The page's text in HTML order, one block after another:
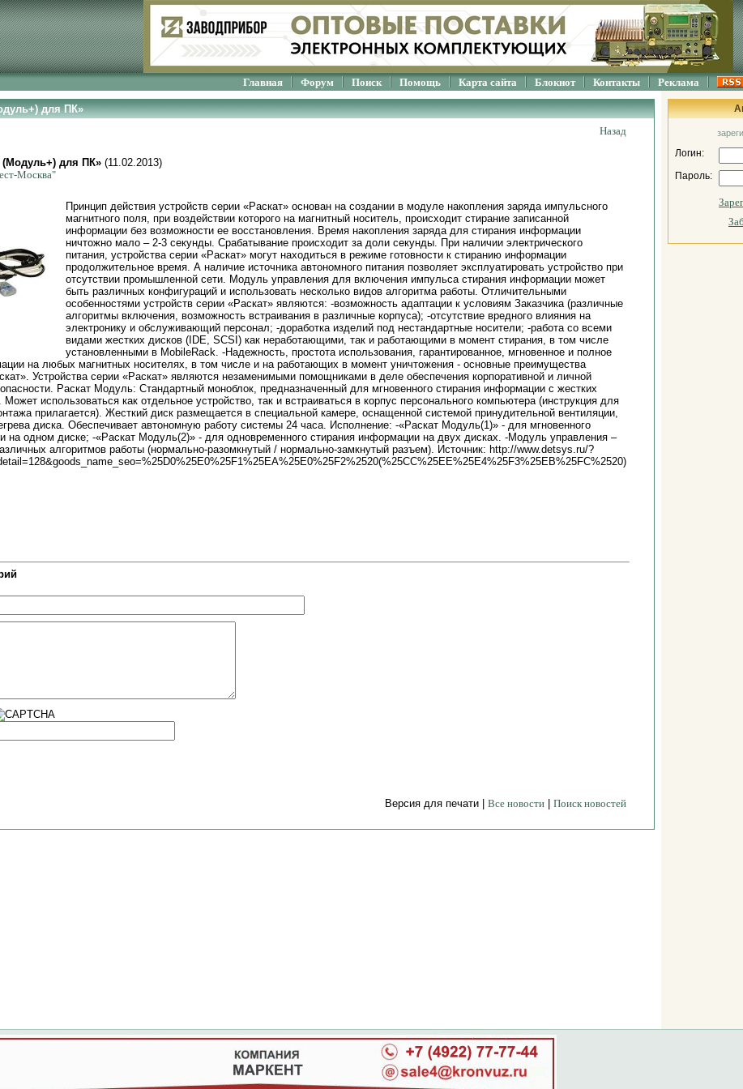
Главная Форум Поиск Помощь Карта сайта Блокнот Контакты Реклама
для ПК»
Назад
(Модуль+) для ПК» (11.02.2013)
Москва"
Принцип действия устройств серии «Раскат» основан на создании в модуле накопления заряда импульсного
магнитного поля, при воздействии которого на магнитный носитель, происходит стирание записанной
информации без возможности ее восстановления. Время накопления заряда для стирания информации
ничтожно мало – 2-3 секунды. Срабатывание происходит за доли секунды. При наличии электрического
питания, устройства серии «Раскат» могут находиться в режиме готовности к стиранию информации
продолжительное время. А наличие источника автономного питания позволяет эксплуатировать устройство при
отсутствии промышленной сети. Модуль управления для включения импульса стирания информации может
быть различных конфигураций и использовать несколько видов алгоритма работы. Отличительными
особенностями устройств серии «Раскат» являются: -возможность адаптации к условиям Заказчика (различные
алгоритмы включения, возможность встраивания в различные корпуса); -отсутствие вредного влияния на
электронику и обслуживающий персонал; -доработка изделий под нестандартные носители; -работа со всеми
видами жестких дисков (IDE, SCSI) как неработающими, так и работающими в момент стирания, в том числе
установленными в MobileRack. -Надежность, простота использования, гарантированное, мгновенное и полное
на любых магнитных носителях, в том числе и на работающих в момент уничтожения - основные преимущества
Устройства серии «Раскат» являются незаменимыми помощниками в деле обеспечения корпоративной и личной
Раскат Модуль: Стандартный моноблок, предназначенный для мгновенного стирания информации с жестких
использоваться как отдельное устройство, так и встраиваться в корпус персонального компьютера (инструкция для
прилагается). Жесткий диск размещается в специальной камере, оснащенной системой принудительной вентиляции,
диска. Обеспечивает автономную работу системы 24 часа. Исполнение: -«Раскат Модуль(1)» - для мгновенного
на одном диске; -«Раскат Модуль(2)» - для одновременного стирания информации на двух дисках. -Модуль управления –
алгоритмов работы (нормально-разомкнутый / нормально-замкнутый разъем). Источник: http://www.detsys.ru/?
Версия для печати | Все новости Поиск новостей
Логин:
Пароль: